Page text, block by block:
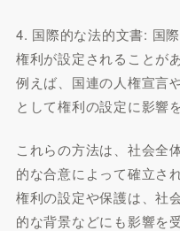
4. 国際的な法的文書: 国
権利が設定されることが
例えば、国連の人権宣言
として権利の設定に影響
これらの方法は、社会全
的な合意によって確立さ
権利の設定や保護は、社
的な背景などにも影響を